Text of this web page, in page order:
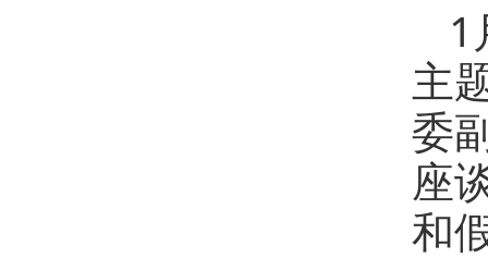
1
主
委
座
和